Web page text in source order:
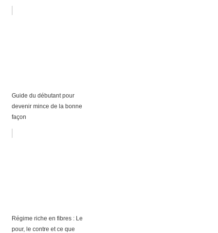
Guide du débutant pour
devenir mince de la bonne
façon
Régime riche en fibres : Le
pour, le contre et ce que